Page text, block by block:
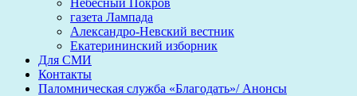
Небесный Покров
газета Лампада
Александро-Невский вестник
Екатерининский изборник
Для СМИ
Контакты
Паломническая служба «Благодать»/ Анонсы